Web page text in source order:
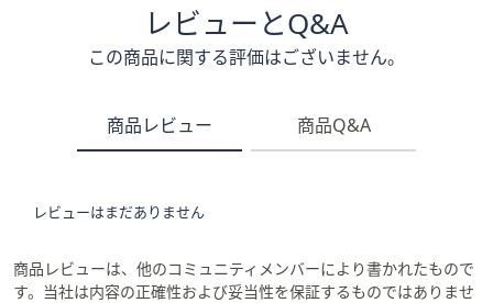
レビューとQ&A
この商品に関する評価はございません。
商品レビュー 商品Q&A
レビューはまだありません
商品レビューは、他のコミュニティメンバーにより書かれたもので
す。当社は内容の正確性および妥当性を保証するものではありませ